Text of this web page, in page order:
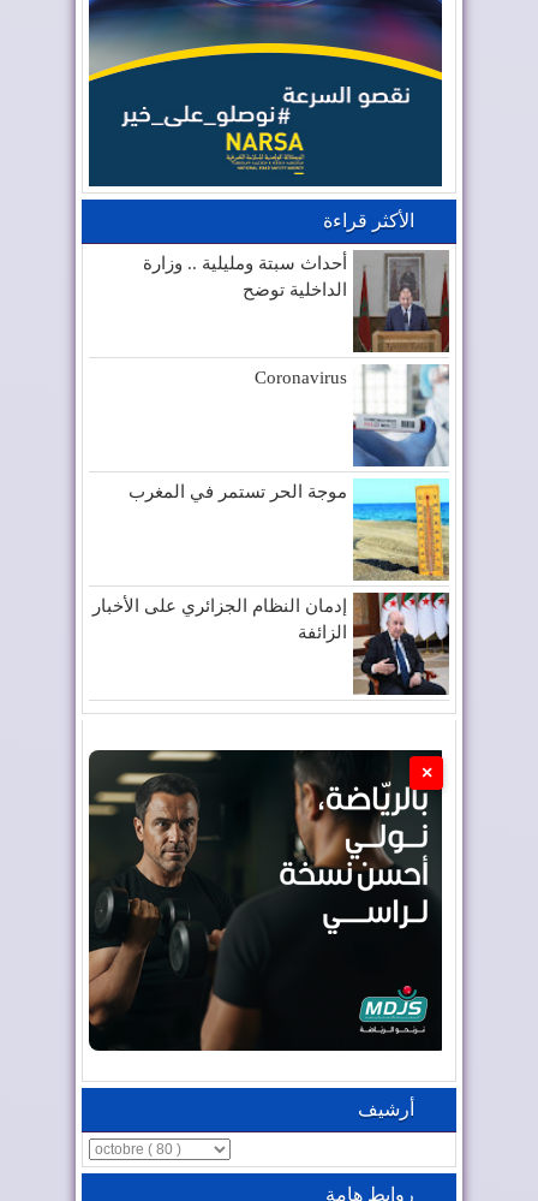
الأكثر قراءة
أحداث سبتة ومليلية .. وزارة
الداخلية توضح
Coronavirus
موجة الحر تستمر في المغرب
إدمان النظام الجزائري على الأخبار
الزائفة
×
أرشيف
روابط هامة